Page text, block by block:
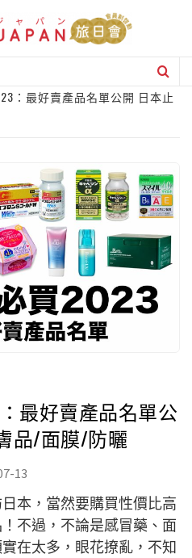
：最好賣產品名單公開 日本止
最好賣產品名單公
品/面膜/防曬
13
本，當然要購買性價比高
不過，不論是感冒藥、面
在太多，眼花撩亂，不知